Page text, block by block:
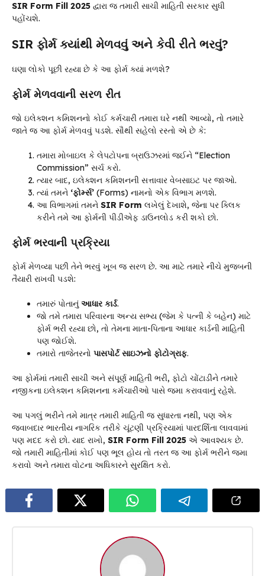
SIR Form Fill 2025 દ્વારા જ તમારી સાચી માહિતી સરકાર સુધી
પહોંચશે.
SIR ફોર્મ ક્યાંથી મેળવવું અને કેવી રીતે ભરવું?
ઘણા લોકો પૂછી રહ્યા છે કે આ ફોર્મ ક્યાં મળશે?
ફોર્મ મેળવવાની સરળ રીત
જો ઇલેક્શન કમિશનનો કોઈ કર્મચારી તમારા ઘરે નથી આવ્યો, તો તમારે
જાતે જ આ ફોર્મ મેળવવું પડશે. સૌથી સહેલો રસ્તો એ છે કે:
તમારા મોબાઇલ કે લેપટોપના બ્રાઉઝરમાં જઈને “Election
Commission” સર્ચ કરો.
ત્યાર બાદ, ઇલેક્શન કમિશનની સત્તાવાર વેબસાઇટ પર જાઓ.
ત્યાં તમને ‘ફોર્મ્સ’ (Forms) નામનો એક વિભાગ મળશે.
આ વિભાગમાં તમને SIR Form લખેલું દેખાશે, જેના પર ક્લિક
કરીને તમે આ ફોર્મની પીડીએફ ડાઉનલોડ કરી શકો છો.
ફોર્મ ભરવાની પ્રક્રિયા
ફોર્મ મેળવ્યા પછી તેને ભરવું ખૂબ જ સરળ છે. આ માટે તમારે નીચે મુજબની
તૈયારી રાખવી પડશે:
તમારું પોતાનું આધાર કાર્ડ.
જો તમે તમારા પરિવારના અન્ય સભ્ય (જેમ કે પત્ની કે બહેન) માટે
ફોર્મ ભરી રહ્યા છો, તો તેમના માતા-પિતાના આધાર કાર્ડની માહિતી
પણ જોઈશે.
તમારો તાજેતરનો પાસપોર્ટ સાઇઝનો ફોટોગ્રાફ.
આ ફોર્મમાં તમારી સાચી અને સંપૂર્ણ માહિતી ભરી, ફોટો ચોંટાડીને તમારે
નજીકના ઇલેક્શન કમિશનના કર્મચારીઓ પાસે જમા કરાવવાનું રહેશે.
આ પગલું ભરીને તમે માત્ર તમારી માહિતી જ સુધારતા નથી, પણ એક
જવાબદાર ભારતીય નાગરિક તરીકે ચૂંટણી પ્રક્રિયામાં પારદર્શિતા લાવવામાં
પણ મદદ કરો છો. યાદ રાખો, SIR Form Fill 2025 એ આવશ્યક છે.
જો તમારી માહિતીમાં કોઈ પણ ભૂલ હોય તો તરત જ આ ફોર્મ ભરીને જમા
કરાવો અને તમારા વોટના અધિકારને સુરક્ષિત કરો.